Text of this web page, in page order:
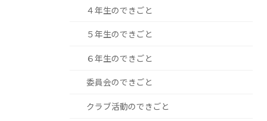
４年生のできごと
５年生のできごと
６年生のできごと
委員会のできごと
クラブ活動のできごと